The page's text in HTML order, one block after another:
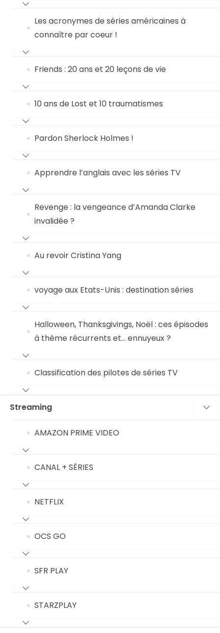
Les acronymes de séries américaines à
connaître par coeur !
Friends : 20 ans et 20 leçons de vie
10 ans de Lost et 10 traumatismes
Pardon Sherlock Holmes !
Apprendre l’anglais avec les séries TV
Revenge : la vengeance d’Amanda Clarke
invalidée ?
Au revoir Cristina Yang
voyage aux Etats-Unis : destination séries
Halloween, Thanksgivings, Noël : ces épisodes
à thème récurrents et… ennuyeux ?
Classification des pilotes de séries TV
Streaming
AMAZON PRIME VIDEO
CANAL + SÉRIES
NETFLIX
OCS GO
SFR PLAY
STARZPLAY